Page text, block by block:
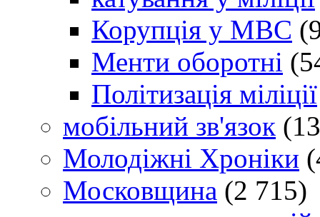
Корупція у МВС
Менти оборотні
Політизація міліції
мобільний зв'язок
Молодіжні Хроніки
Московщина (2 715)